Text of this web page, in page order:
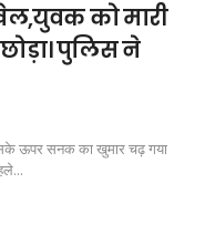
को मारी
पुलिस ने
ऊपर सनक का खुमार चढ़ गया